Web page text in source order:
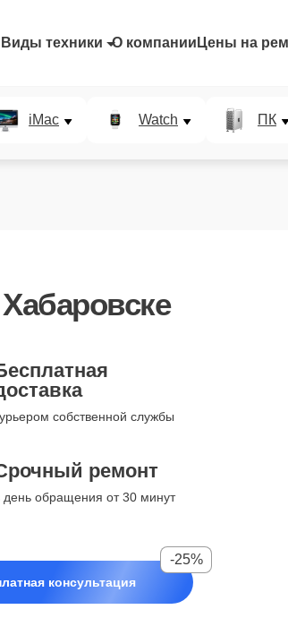
Виды техники О компании Цены на
iMac Watch ПК
собственной службы
ремонт
день обращения от 30 минут
консультация
-25%